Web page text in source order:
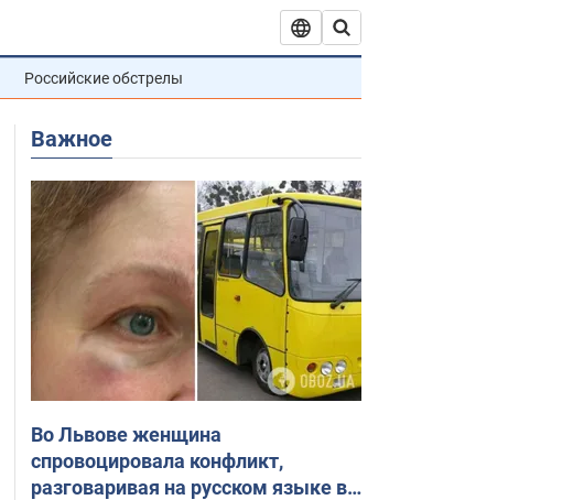
Российские обстрелы
Важное
Во Львове женщина
спровоцировала конфликт,
разговаривая на русском языке в